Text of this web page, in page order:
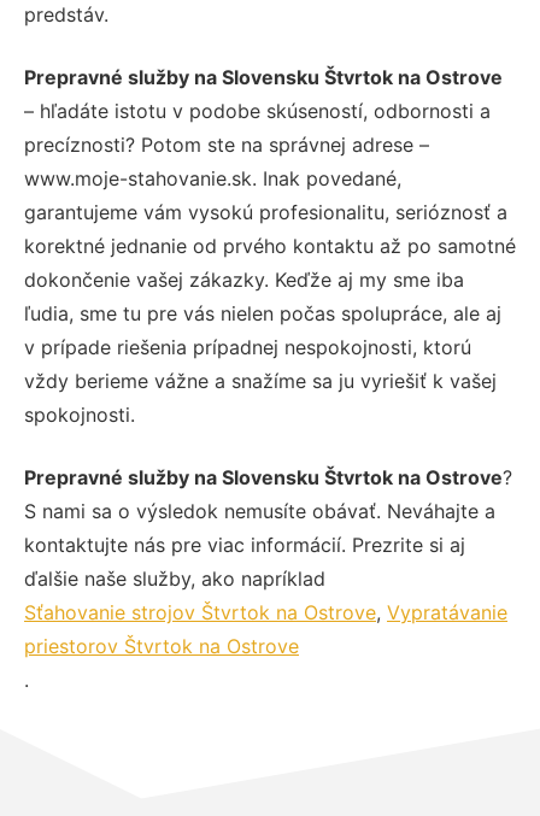
predstáv.
Prepravné služby na Slovensku Štvrtok na Ostrove
– hľadáte istotu v podobe skúseností, odbornosti a
precíznosti? Potom ste na správnej adrese –
www.moje-stahovanie.sk. Inak povedané,
garantujeme vám vysokú profesionalitu, serióznosť a
korektné jednanie od prvého kontaktu až po samotné
dokončenie vašej zákazky. Keďže aj my sme iba
ľudia, sme tu pre vás nielen počas spolupráce, ale aj
v prípade riešenia prípadnej nespokojnosti, ktorú
vždy berieme vážne a snažíme sa ju vyriešiť k vašej
spokojnosti.
Prepravné služby na Slovensku Štvrtok na Ostrove?
S nami sa o výsledok nemusíte obávať. Neváhajte a
kontaktujte nás pre viac informácií. Prezrite si aj
ďalšie naše služby, ako napríklad
Sťahovanie strojov Štvrtok na Ostrove, Vypratávanie
priestorov Štvrtok na Ostrove
.